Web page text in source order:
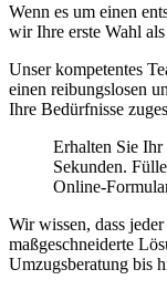
Wenn es um einen
wir Ihre erste Wahl
Unser kompetentes
einen reibungslosen
Ihre Bedürfnisse
Erhalten Sie Ihr
Sekunden.
Online-
Wir wissen, dass
maßgeschneiderte
Umzugsberatung bis